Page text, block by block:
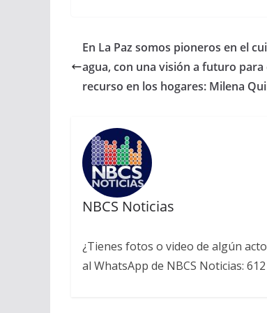
En La Paz somos pioneros en el
agua, con una visión a futuro
recurso en los hogares: Milena
NBCS Noticias
¿Tienes fotos o video de algún
al WhatsApp de NBCS Noticias: